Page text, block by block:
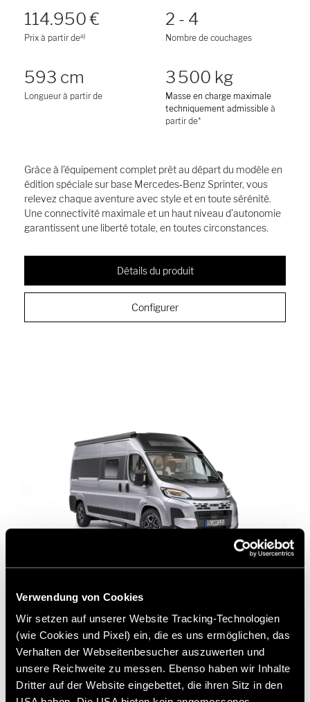
Verwendung von Cookies
Wir setzen auf unserer Website Tracking-Technologien
(wie Cookies und Pixel) ein, die es uns ermöglichen, das
Verhalten der Webseitenbesucher auszuwerten und
unsere Reichweite zu messen. Ebenso haben wir Inhalte
Dritter auf der Website eingebettet, die ihren Sitz in den
114.950 €
Prix à partir dea)
2 - 4
Nombre de couchages
593 cm
Longueur à partir de
3 500 kg
Masse en charge maximale
techniquement admissible à
partir de*
Grâce à l’équipement complet prêt au départ du modèle en
édition spéciale sur base Mercedes‑Benz Sprinter, vous
relevez chaque aventure avec style et en toute sérénité.
Une connectivité maximale et un haut niveau d’autonomie
garantissent une liberté totale, en toutes circonstances.
Détails du produit
Configurer
Hymer Camper Vans Fiat
78.870 €
Prix à partir de
2 - 4
Nombre de couchages